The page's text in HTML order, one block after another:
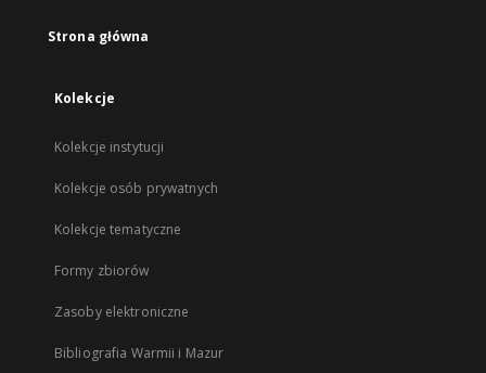
Strona główna
Kolekcje
Kolekcje instytucji
Kolekcje osób prywatnych
Kolekcje tematyczne
Formy zbiorów
Zasoby elektroniczne
Bibliografia Warmii i Mazur